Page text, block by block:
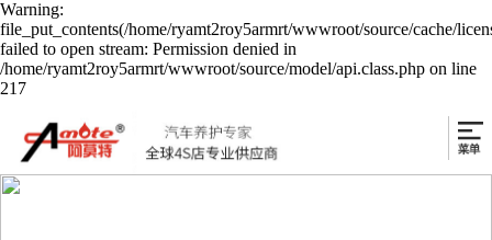
Warning:
file_put_contents(/home/ryamt2roy5armrt/wwwroot/source/cache/
failed to open stream: Permission denied in
/home/ryamt2roy5armrt/wwwroot/source/model/api.class.php on line
217